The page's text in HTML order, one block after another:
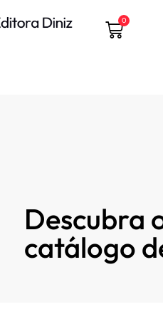
0
Descubra
catálogo